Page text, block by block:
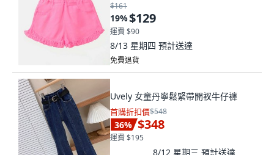
$161
19%$129
運費 $90
8/13 星期四 預計送達
免費退貨
Uvely 女童丹寧鬆緊帶開衩牛仔褲
首購折扣價$548
36% $348
運費 $195
8/12 星期三 預計送達